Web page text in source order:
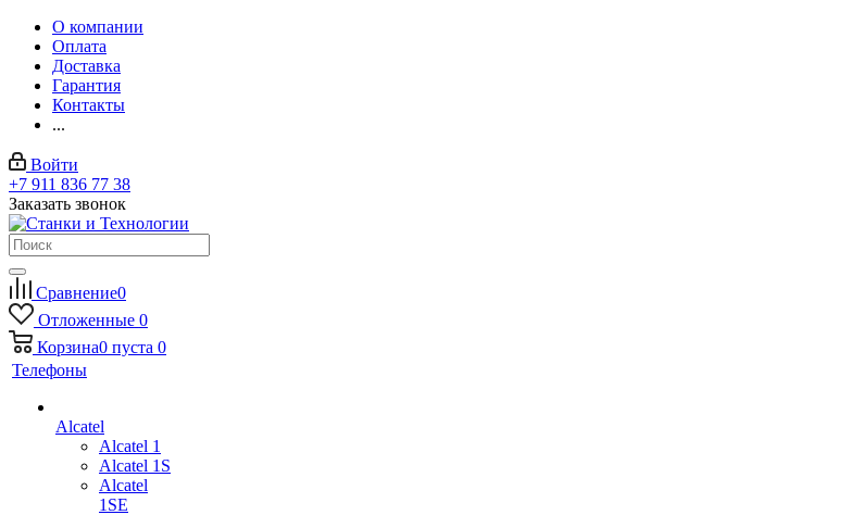
О компании
Оплата
Доставка
Гарантия
Контакты
...
Войти
+7 911 836 77 38
Заказать звонок
Сравнение0
Отложенные 0
Корзина0 пуста 0
Телефоны
Alcatel
Alcatel 1
Alcatel 1S
Alcatel
1SE